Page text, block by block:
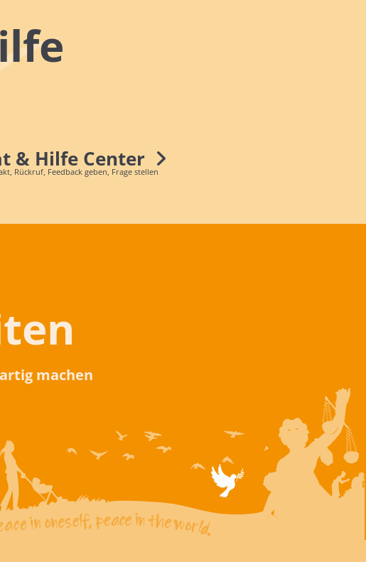
& Hilfe Center
Rückruf, Feedback geben, Frage stellen
machen